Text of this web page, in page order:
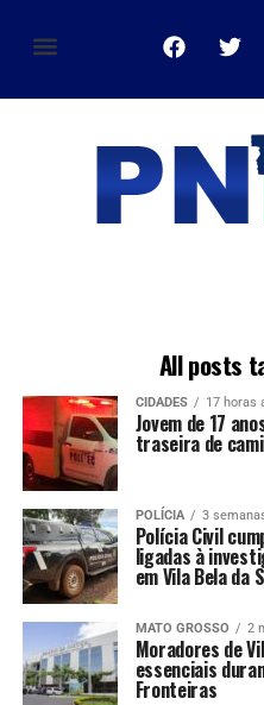
All posts
CIDADES 17 horas
Jovem de 17
traseira de
POLÍCIA 3
Polícia Civil
ligadas à
em Vila Bela da
MATO GROSSO 2
Moradores de
essenciais
Fronteiras